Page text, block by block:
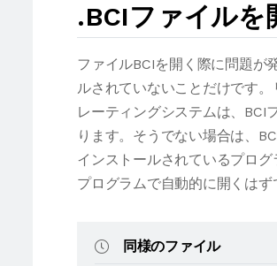
.BCIファイルを
ファイルBCIを開く際に問題が
ルされていないことだけです
レーティングシステムは、BCI
ります。そうでない場合は、
インストールされているプロ
プログラムで自動的に開くはず
同様のファイル